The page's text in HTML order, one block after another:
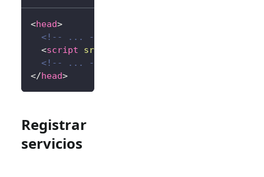
<head>
<!-- ... -->
<script src
<!-- ... -->
</head>
Registrar
servicios